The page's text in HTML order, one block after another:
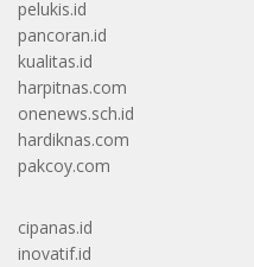
pelukis.id
pancoran.id
kualitas.id
harpitnas.com
onenews.sch.id
hardiknas.com
pakcoy.com
cipanas.id
inovatif.id